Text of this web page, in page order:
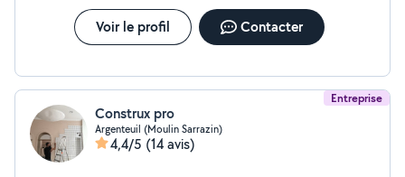
Voir le profil Contacter
Entreprise
Construx pro
Argenteuil (Moulin Sarrazin)
4,4/5 (14 avis)